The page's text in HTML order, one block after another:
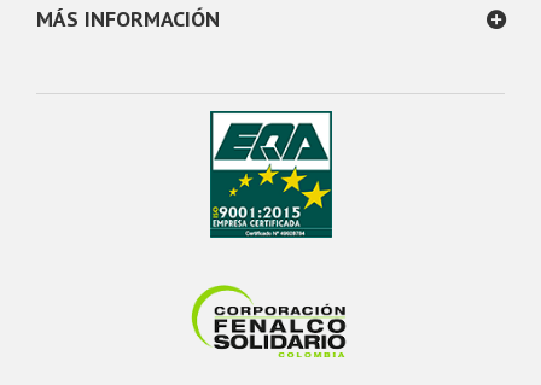
MÁS INFORMACIÓN